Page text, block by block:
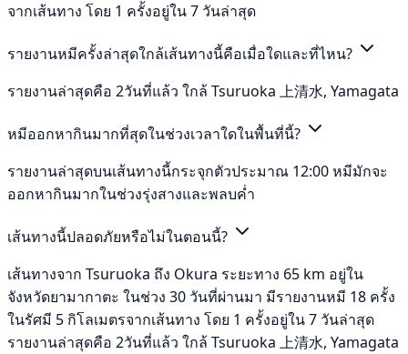
จากเส้นทาง โดย 1 ครั้งอยู่ใน 7 วันล่าสุด
รายงานหมีครั้งล่าสุดใกล้เส้นทางนี้คือเมื่อใดและที่ไหน?
รายงานล่าสุดคือ 2วันที่แล้ว ใกล้ Tsuruoka 上清水, Yamagata
หมีออกหากินมากที่สุดในช่วงเวลาใดในพื้นที่นี้?
รายงานล่าสุดบนเส้นทางนี้กระจุกตัวประมาณ 12:00 หมีมักจะ
ออกหากินมากในช่วงรุ่งสางและพลบค่ำ
เส้นทางนี้ปลอดภัยหรือไม่ในตอนนี้?
เส้นทางจาก Tsuruoka ถึง Okura ระยะทาง 65 km อยู่ใน
จังหวัดยามากาตะ ในช่วง 30 วันที่ผ่านมา มีรายงานหมี 18 ครั้ง
ในรัศมี 5 กิโลเมตรจากเส้นทาง โดย 1 ครั้งอยู่ใน 7 วันล่าสุด
รายงานล่าสุดคือ 2วันที่แล้ว ใกล้ Tsuruoka 上清水, Yamagata